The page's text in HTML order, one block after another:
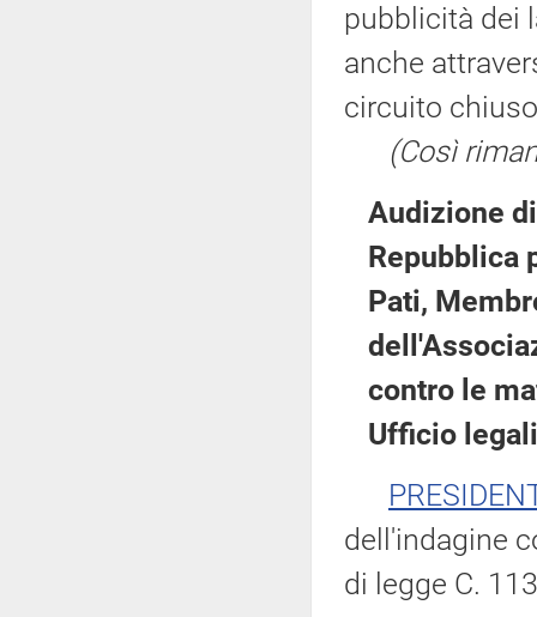
pubblicità dei
anche
circuito
(Così
Audizione
Repubblica
Pati,
contro le
Ufficio
dell'indagine
di legge C.